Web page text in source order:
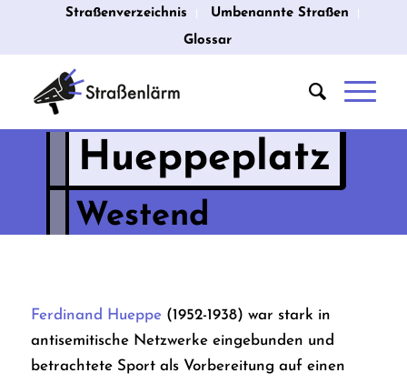
Straßenverzeichnis
Umbenannte Straßen
Glossar
Hueppeplatz
Westend
Ferdinand Hueppe(1952-1938) war stark in
antisemitische Netzwerke eingebunden und
betrachtete Sport als Vorbereitung auf einen